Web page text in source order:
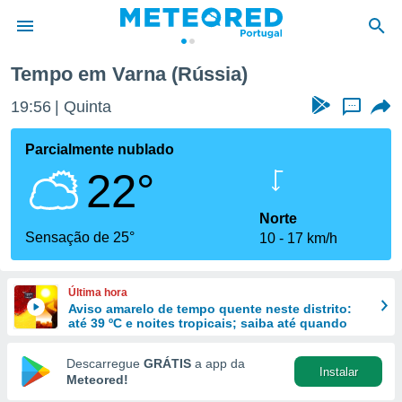
da
foi
fornecidas
a este
das
e
forma
digital
Tempo em Varna (Rússia)
19:56 Quinta ...
Parcialmente nublado
22°
Sensação de 25°
Norte
10
17 km/h
Última hora
Aviso amarelo de tempo quente neste distrito:
até 39 ºC e noites tropicais; saiba até quando
Descarregue GRÁTIS a app da
Meteored!
Instalar